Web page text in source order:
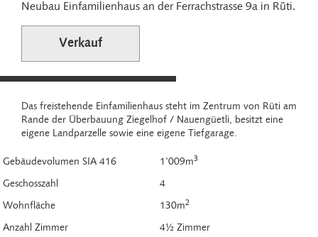
Neubau Einfamilienhaus an der Ferrachstrasse 9a in Rüti.
Verkauf
Das freistehende Einfamilienhaus steht im Zentrum von Rüti am
Rande der Überbauung Ziegelhof / Nauengüetli, besitzt eine
eigene Landparzelle sowie eine eigene Tiefgarage.
Gebäudevolumen SIA 416 1'009m3
Geschosszahl 4
Wohnfläche 130m2
Anzahl Zimmer 4½ Zimmer